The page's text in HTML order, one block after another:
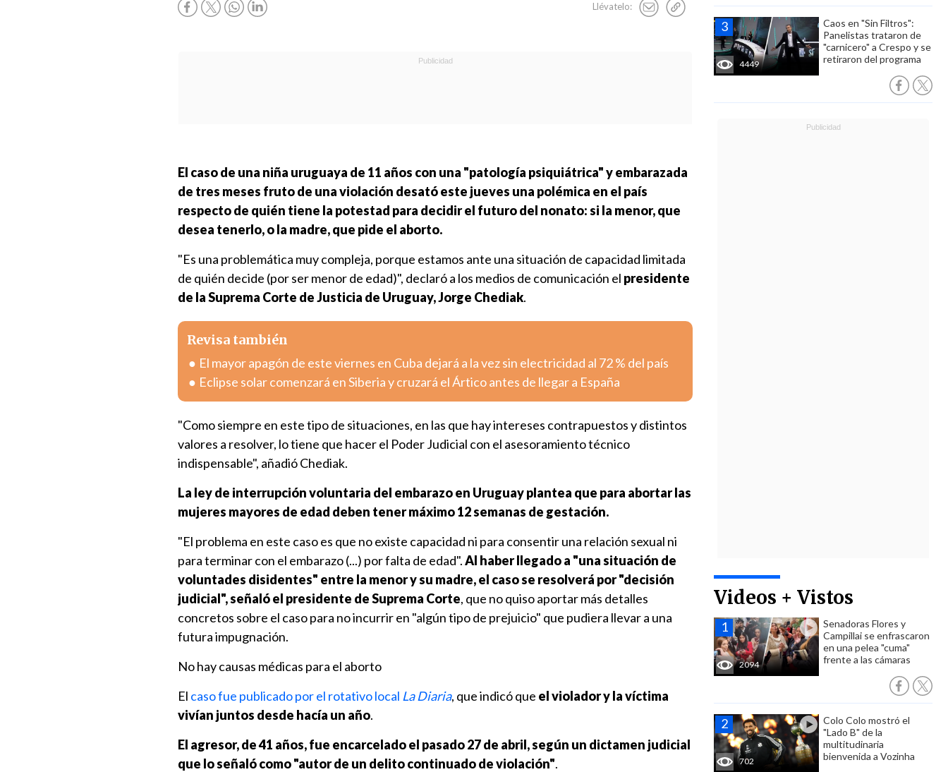
Llévatelo:
4449
Caos en "Sin Filtros":
Panelistas trataron de
"carnicero" a Crespo y se
retiraron del programa
Videos + Vistos
2094
Senadoras Flores y
Campillai se enfrascaron
en una pelea "cuma"
frente a las cámaras
702
Colo Colo mostró el
"Lado B" de la
multitudinaria
bienvenida a Vozinha
El caso de una niña uruguaya de 11 años con una "patología psiquiátrica" y embarazada
de tres meses fruto de una violación desató este jueves una polémica en el país
respecto de quién tiene la potestad para decidir el futuro del nonato: si la menor, que
desea tenerlo, o la madre, que pide el aborto.
"Es una problemática muy compleja, porque estamos ante una situación de capacidad limitada
de quién decide (por ser menor de edad)", declaró a los medios de comunicación el presidente
de la Suprema Corte de Justicia de Uruguay, Jorge Chediak.
Revisa también
El mayor apagón de este viernes en Cuba dejará a la vez sin electricidad al 72 % del país
Eclipse solar comenzará en Siberia y cruzará el Ártico antes de llegar a España
"Como siempre en este tipo de situaciones, en las que hay intereses contrapuestos y distintos
valores a resolver, lo tiene que hacer el Poder Judicial con el asesoramiento técnico
indispensable", añadió Chediak.
La ley de interrupción voluntaria del embarazo en Uruguay plantea que para abortar las
mujeres mayores de edad deben tener máximo 12 semanas de gestación.
"El problema en este caso es que no existe capacidad ni para consentir una relación sexual ni
para terminar con el embarazo (...) por falta de edad".Al haber llegado a "una situación de
voluntades disidentes" entre la menor y su madre, el caso se resolverá por "decisión
judicial", señaló el presidente de Suprema Corte, que no quiso aportar más detalles
concretos sobre el caso para no incurrir en "algún tipo de prejuicio" que pudiera llevar a una
futura impugnación.
No hay causas médicas para el aborto
El caso fue publicado por el rotativo local La Diaria, que indicó que el violador y la víctima
vivían juntos desde hacía un año.
El agresor, de 41 años, fue encarcelado el pasado 27 de abril, según un dictamen judicial
que lo señaló como "autor de un delito continuado de violación".